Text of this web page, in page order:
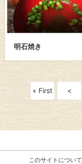
明石焼き
« First <
このサイトについて